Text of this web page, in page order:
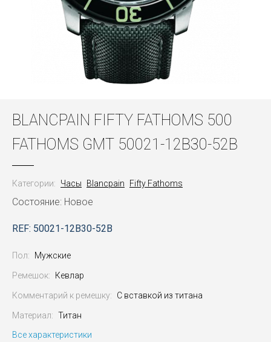
BLANCPAIN FIFTY FATHOMS 500
FATHOMS GMT 50021-12B30-52B
Категории: Часы Blancpain Fifty Fathoms
Состояние: Новое
REF: 50021-12B30-52B
Пол: Мужские
Ремешок: Кевлар
Комментарий к ремешку: С вставкой из титана
Материал: Титан
Все характеристики